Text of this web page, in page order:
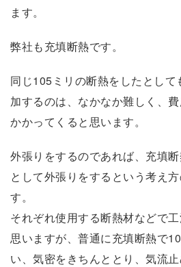
ます。
弊社も充填断熱です。
同じ105ミリの断熱をしたとし
加するのは、なかなか難しく、
かかってくると思います。
外張りをするのであれば、充填
として外張りをするという考え
す。
それぞれ使用する断熱材などで
思いますが、普通に充填断熱で
い、気密をきちんととり、気流